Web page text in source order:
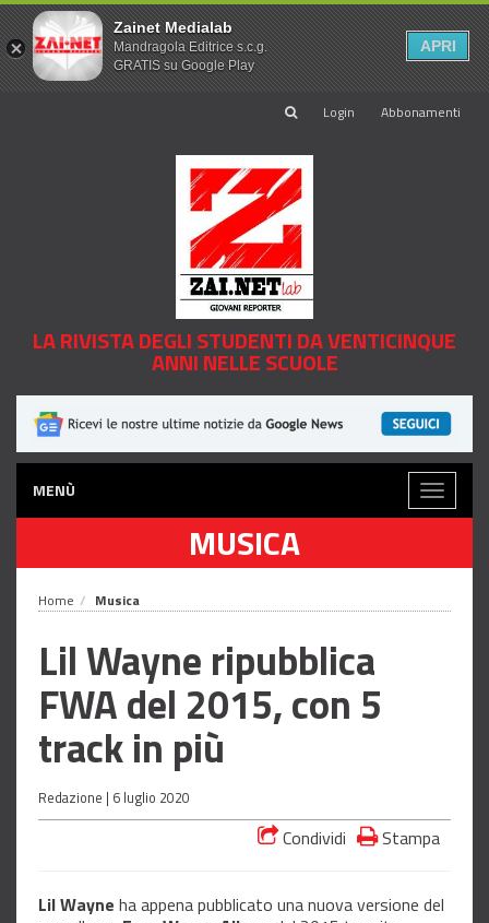
Login Abbonamenti
LA RIVISTA DEGLI STUDENTI DA VENTICINQUE
ANNI NELLE SCUOLE
MENÙ
Toggle
MUSICA
Home Musica
Lil Wayne ripubblica
FWA del 2015, con 5
track in più
Redazione | 6 luglio 2020
Condividi Stampa
Lil Wayne ha appena pubblicato una nuova versione del
Zainet Medialab
Mandragola Editrice s.c.g.
GRATIS su Google Play
APRI